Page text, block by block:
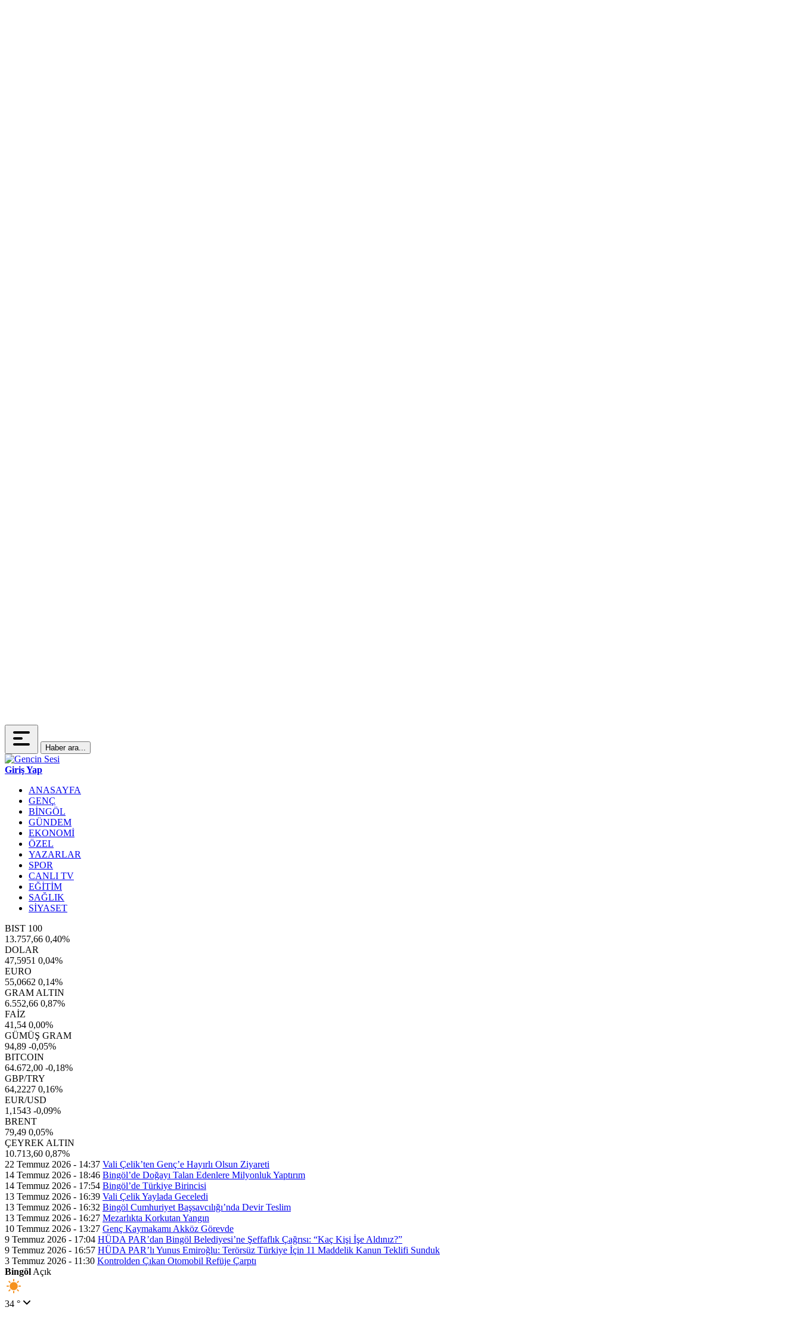
Haber ara...
Giriş Yap
ANASAYFA
GENÇ
BİNGÖL
GÜNDEM
EKONOMİ
ÖZEL
YAZARLAR
SPOR
CANLI TV
EĞİTİM
SAĞLIK
SİYASET
BIST 100
13.757,66 0,40%
DOLAR
47,5951 0,04%
EURO
55,0662 0,14%
GRAM ALTIN
6.552,66 0,87%
FAİZ
41,54 0,00%
GÜMÜŞ GRAM
94,89 -0,05%
BITCOIN
64.672,00 -0,18%
GBP/TRY
64,2227 0,16%
EUR/USD
1,1543 -0,09%
BRENT
79,49 0,05%
ÇEYREK ALTIN
10.713,60 0,87%
22 Temmuz 2026 - 14:37 Vali Çelik’ten Genç’e Hayırlı Olsun Ziyareti
14 Temmuz 2026 - 18:46 Bingöl’de Doğayı Talan Edenlere Milyonluk Yaptırım
14 Temmuz 2026 - 17:54 Bingöl’de Türkiye Birincisi
13 Temmuz 2026 - 16:39 Vali Çelik Yaylada Geceledi
13 Temmuz 2026 - 16:32 Bingöl Cumhuriyet Başsavcılığı’nda Devir Teslim
13 Temmuz 2026 - 16:27 Mezarlıkta Korkutan Yangın
10 Temmuz 2026 - 13:27 Genç Kaymakamı Akköz Görevde
9 Temmuz 2026 - 17:04 HÜDA PAR’dan Bingöl Belediyesi’ne Şeffaflık Çağrısı: “Kaç Kişi İşe Aldınız?”
9 Temmuz 2026 - 16:57 HÜDA PAR’lı Yunus Emiroğlu: Terörsüz Türkiye İçin 11 Maddelik Kanun Teklifi Sunduk
3 Temmuz 2026 - 11:30 Kontrolden Çıkan Otomobil Refüje Çarptı
Bingöl Açık
34 °